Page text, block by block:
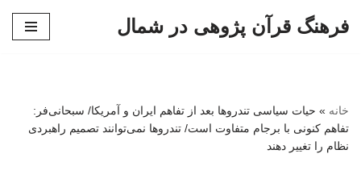
فرهنگ قرآن پژوهی در شمال
خانه » حیات سیاسی تندروها بعد از تفاهم ایران و آمریکا/ سبحانی‌فر:
تفاهم کنونی با برجام متفاوت است/ تندروها نمی‌توانند تصمیم راهبردی
نظام را تغییر دهند